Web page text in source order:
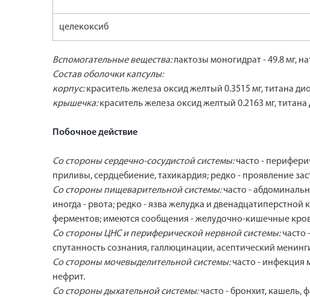
целекоксиб
Вспомогательные вещества:лактозы моногидрат - 49.8 мг,
Состав оболочки капсулы:
корпус:краситель железа оксид желтый 0.3515 мг, титана
крышечка:краситель железа оксид желтый 0.2163 мг, титана
Побочное действие
Со стороны сердечно-сосудистой системы:часто -
приливы, сердцебиение, тахикардия; редко - проявление
Со стороны пищеварительной системы:часто -
иногда - рвота; редко - язва желудка и
ферментов; имеются сообщения - желудочно-кишечные
Со стороны ЦНС и периферической нервной системы:часто
спутанность сознания, галлюцинации, асептический
Со стороны мочевыделительной системы:часто - инфекция
нефрит.
Со стороны дыхательной системы:часто - бронхит, кашель,